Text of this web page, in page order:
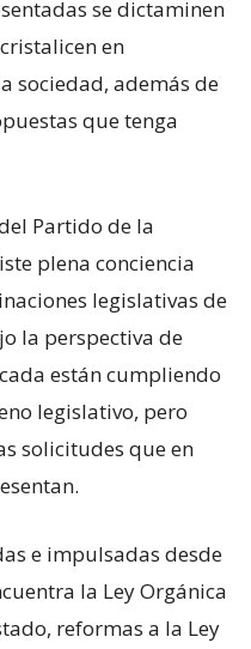
se dictaminen
en
sociedad, además de
que tenga
Partido de la
plena conciencia
legislativas de
la perspectiva de
están cumpliendo
legislativo, pero
solicitudes que en
e impulsadas desde
la Ley Orgánica
reformas a la Ley